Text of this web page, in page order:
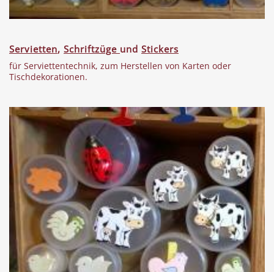
Servietten, Schriftzüge und Stickers
für Serviettentechnik, zum Herstellen von Karten oder
Tischdekorationen.